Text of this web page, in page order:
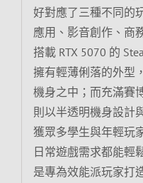
好對應了三種不同的
應用、影音創作、商
搭載 RTX 5070 的
擁有輕薄俐落的外型
機身之中；而充滿賽
則以半透明機身設計
獲眾多學生與年輕玩
日常遊戲需求都能輕
是專為效能派玩家打